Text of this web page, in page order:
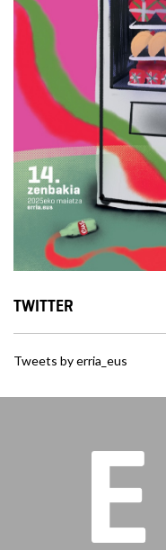
TWITTER
Tweets by erria_eus